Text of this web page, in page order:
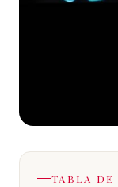
TABLA DE